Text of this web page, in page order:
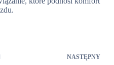
NASTĘPNY